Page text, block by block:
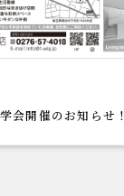
会開催のお知らせ！